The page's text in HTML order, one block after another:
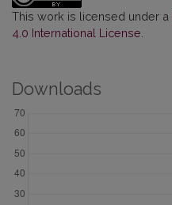
This work is licensed under a
4.0 International License
Downloads